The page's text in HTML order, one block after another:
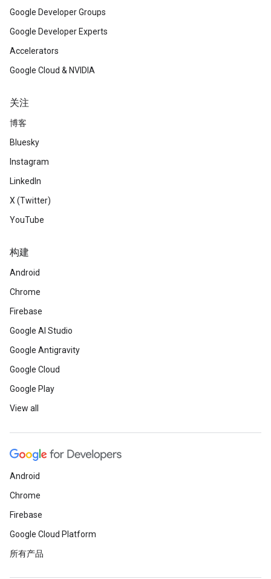
Google Developer Groups
Google Developer Experts
Accelerators
Google Cloud & NVIDIA
关注
博客
Bluesky
Instagram
LinkedIn
X (Twitter)
YouTube
构建
Android
Chrome
Firebase
Google AI Studio
Google Antigravity
Google Cloud
Google Play
View all
Android
Chrome
Firebase
Google Cloud Platform
所有产品